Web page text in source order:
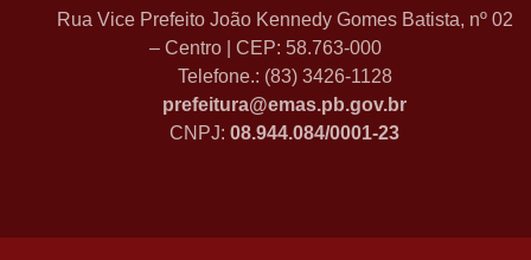
Rua Vice Prefeito João Kennedy Gomes Batista, nº 02
– Centro | CEP: 58.763-000
Telefone.: (83) 3426-1128
prefeitura@emas.pb.gov.br
CNPJ: 08.944.084/0001-23